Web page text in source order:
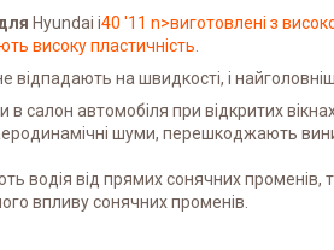
Hyundai i40 '11 n>виготовлені з
високу пластичність.
відпадають на швидкості, і
салон автомобіля при відкритих
шуми, перешкоджають
водія від прямих сонячних
впливу сонячних променів.